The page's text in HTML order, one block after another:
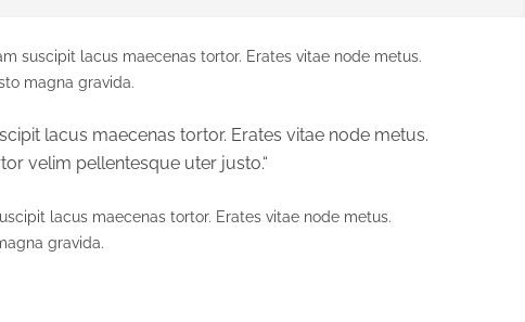
suscipit lacus maecenas tortor. Erates vitae node metus.
magna gravida.
lacus maecenas tortor. Erates vitae node metus.
velim pellentesque uter justo.“
lacus maecenas tortor. Erates vitae node metus.
gravida.